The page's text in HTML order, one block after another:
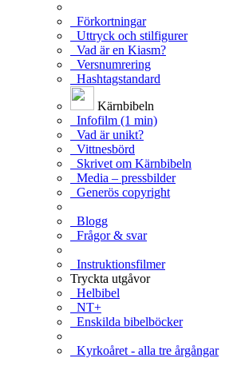
Förkortningar
Uttryck och stilfigurer
Vad är en Kiasm?
Versnumrering
Hashtagstandard
Kärnbibeln
Infofilm (1 min)
Vad är unikt?
Vittnesbörd
Skrivet om Kärnbibeln
Media – pressbilder
Generös copyright
Blogg
Frågor & svar
Instruktionsfilmer
Tryckta utgåvor
Helbibel
NT+
Enskilda bibelböcker
Kyrkoåret - alla tre årgångar